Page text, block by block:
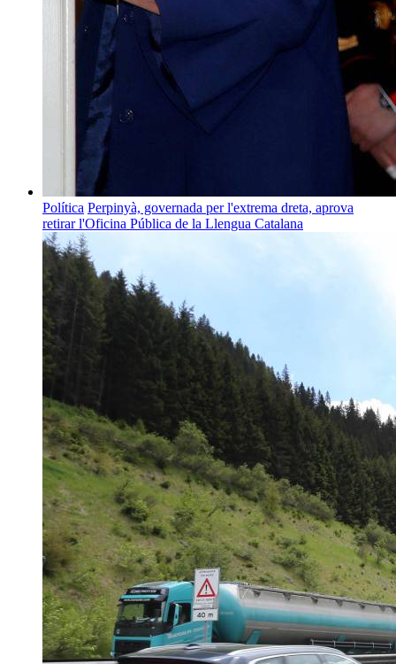
Política Perpinyà, governada per l'extrema dreta, aprova
retirar l'Oficina Pública de la Llengua Catalana